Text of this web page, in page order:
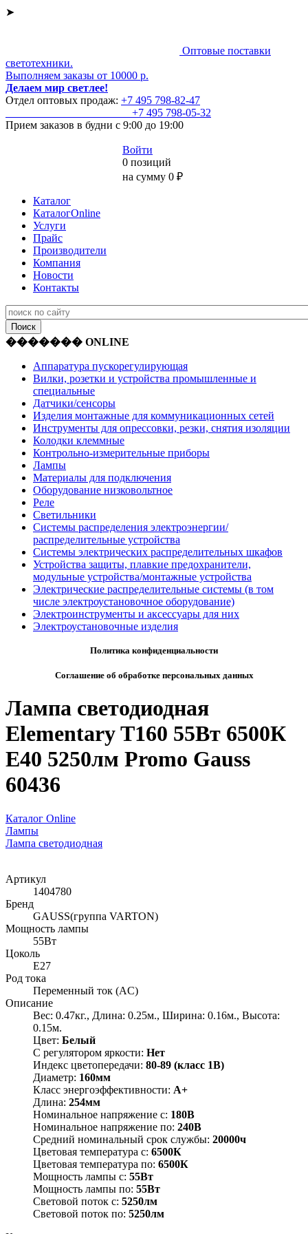
➤
Оптовые поставки
светотехники.
Выполняем заказы от 10000 р.
Делаем мир светлее!
Отдел оптовых продаж: +7 495 798-82-47
+7 495 798-05-32
Прием заказов в будни с 9:00 до 19:00
Войти
0 позиций
на сумму 0 ₽
Каталог
КаталогOnline
Услуги
Прайс
Производители
Компания
Новости
Контакты
������� ONLINE
Аппаратура пускорегулирующая
Вилки, розетки и устройства промышленные и
специальные
Датчики/сенсоры
Изделия монтажные для коммуникационных сетей
Инструменты для опрессовки, резки, снятия изоляции
Колодки клеммные
Контрольно-измерительные приборы
Лампы
Материалы для подключения
Оборудование низковольтное
Реле
Светильники
Системы распределения электроэнергии/
распределительные устройства
Системы электрических распределительных шкафов
Устройства защиты, плавкие предохранители,
модульные устройства/монтажные устройства
Электрические распределительные системы (в том
числе электроустановочное оборудование)
Электроинструменты и аксессуары для них
Электроустановочные изделия
Политика конфиденциальности
Соглашение об обработке персональных данных
Лампа светодиодная
Elementary T160 55Вт 6500К
E40 5250лм Promo Gauss
60436
Каталог Online
Лампы
Лампа светодиодная
Артикул
1404780
Бренд
GAUSS(группа VARTON)
Мощность лампы
55Вт
Цоколь
E27
Род тока
Переменный ток (AC)
Описание
Вес: 0.47кг., Длина: 0.25м., Ширина: 0.16м., Высота:
0.15м.
Цвет: Белый
С регулятором яркости: Нет
Индекс цветопередачи: 80-89 (класс 1В)
Диаметр: 160мм
Класс энергоэффективности: A+
Длина: 254мм
Номинальное напряжение с: 180В
Номинальное напряжение по: 240В
Средний номинальный срок службы: 20000ч
Цветовая температура с: 6500К
Цветовая температура по: 6500К
Мощность лампы с: 55Вт
Мощность лампы по: 55Вт
Световой поток с: 5250лм
Световой поток по: 5250лм